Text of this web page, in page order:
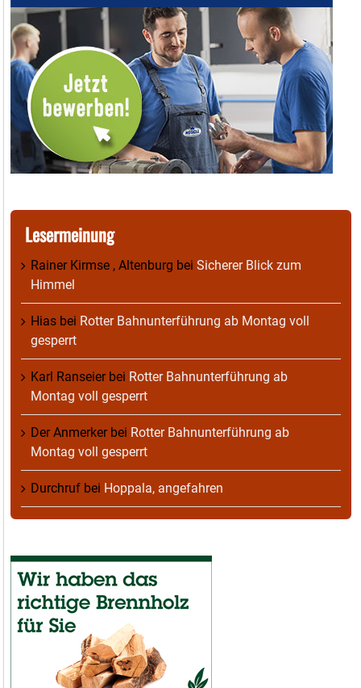
Lesermeinung
Rainer Kirmse , Altenburg bei Sicherer Blick zum
Himmel
Hias bei Rotter Bahnunterführung ab Montag voll
gesperrt
Karl Ranseierbei Rotter Bahnunterführung ab
Montag voll gesperrt
Der Anmerkerbei Rotter Bahnunterführung ab
Montag voll gesperrt
Durchruf bei Hoppala, angefahren